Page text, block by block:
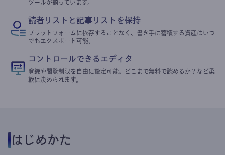
ツールが揃っています。
読者リストと記事リストを保持
プラットフォームに依存することなく、書き手に蓄積する資産はいつ
でもエクスポート可能。
コントロールできるエディタ
登録や閲覧制限を自由に設定可能。どこまで無料で読めるか？など柔
軟に決められます。
はじめかた